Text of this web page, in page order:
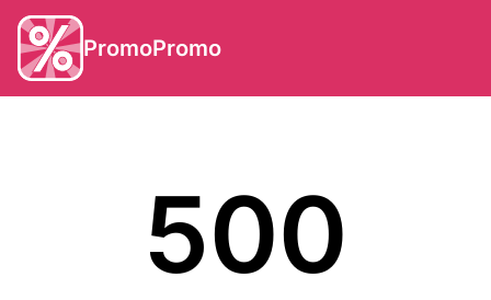
PromoPromo
500